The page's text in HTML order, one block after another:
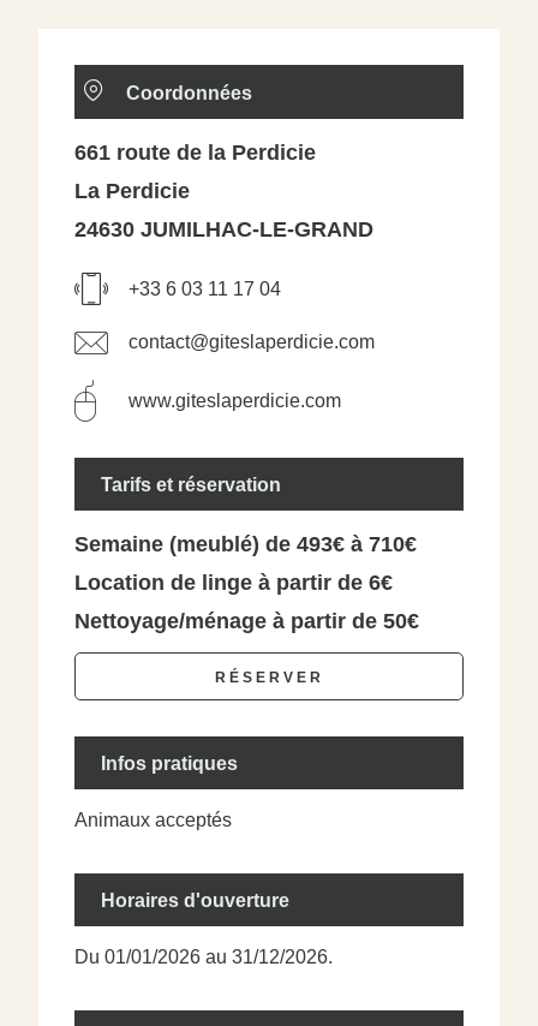
Coordonnées
661 route de la Perdicie
La Perdicie
24630 JUMILHAC-LE-GRAND
+33 6 03 11 17 04
contact@giteslaperdicie.com
www.giteslaperdicie.com
Tarifs et réservation
Semaine (meublé) de 493€ à 710€
Location de linge à partir de 6€
Nettoyage/ménage à partir de 50€
RÉSERVER
Infos pratiques
Animaux acceptés
Horaires d'ouverture
Du 01/01/2026 au 31/12/2026.